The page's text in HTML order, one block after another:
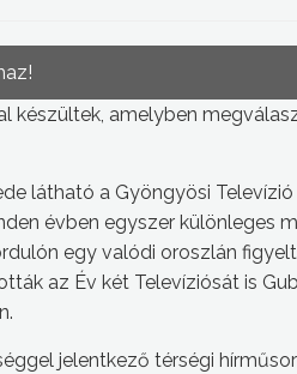
készültek, amelyben
látható a Gyöngyösi
évben egyszer különleges
egy valódi oroszlán
az Év két Televíziósát is
jelentkező térségi